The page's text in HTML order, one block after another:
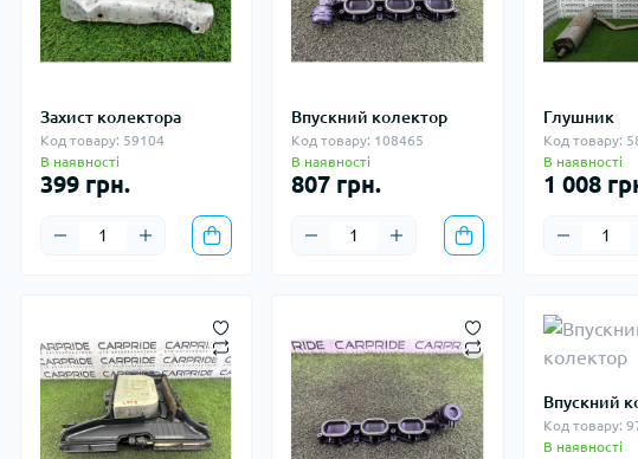
Захист колектора
Код товару: 59104
В наявності
399 грн.
Впускний колектор
Код товару: 108465
В наявності
807 грн.
Глушник
Код товару:
В наявності
1 008
Впускний
Код товару:
В наявності